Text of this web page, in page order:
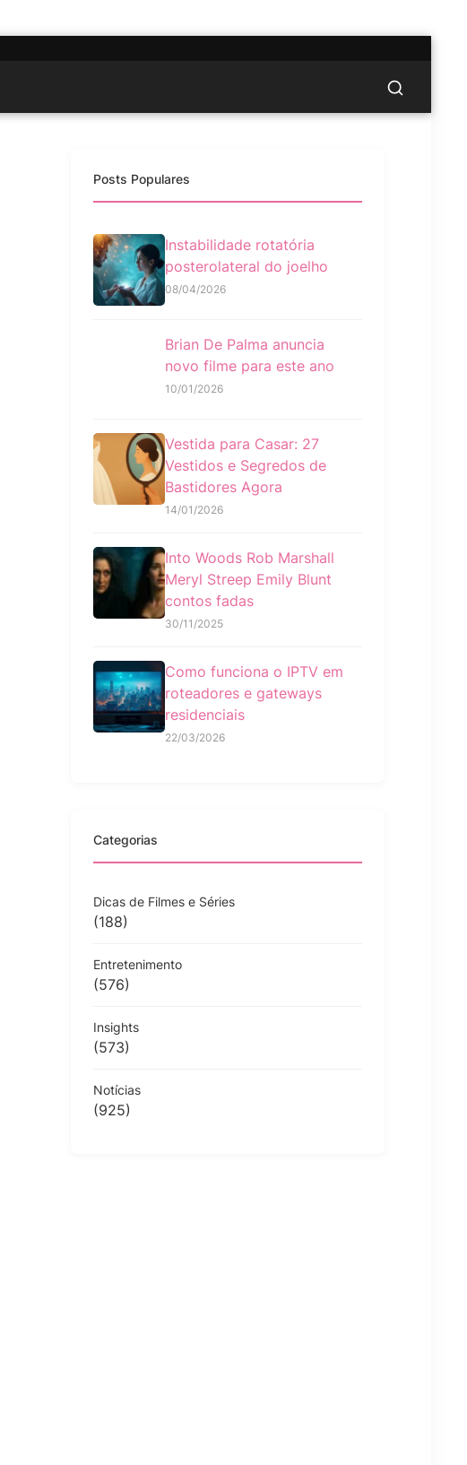
Posts Populares
Instabilidade rotatória
posterolateral do joelho
08/04/2026
Brian De Palma anuncia
novo filme para este ano
10/01/2026
Vestida para Casar: 27
Vestidos e Segredos de
Bastidores Agora
14/01/2026
Into Woods Rob Marshall
Meryl Streep Emily Blunt
contos fadas
30/11/2025
Como funciona o IPTV em
roteadores e gateways
residenciais
22/03/2026
Categorias
Dicas de Filmes e Séries
(188)
Entretenimento
(576)
Insights
(573)
Notícias
(925)